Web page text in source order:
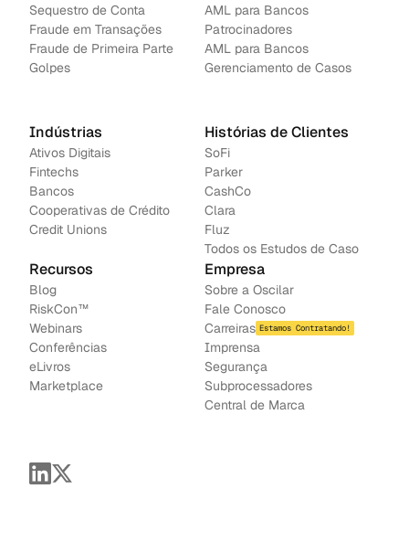
Sequestro de Conta
Fraude em Transações
Fraude de Primeira Parte
Golpes
AML para Bancos
Patrocinadores
AML para Bancos
Gerenciamento de Casos
Indústrias
Ativos Digitais
Fintechs
Bancos
Cooperativas de Crédito
Credit Unions
Histórias de Clientes
SoFi
Parker
CashCo
Clara
Fluz
Todos os Estudos de Caso
Recursos
Blog
RiskCon™
Webinars
Conferências
eLivros
Marketplace
Empresa
Sobre a Oscilar
Fale Conosco
Carreiras Estamos Contratando!
Imprensa
Segurança
Subprocessadores
Central de Marca